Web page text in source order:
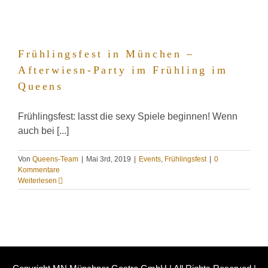
Frühlingsfest in München –
Afterwiesn-Party im Frühling im
Queens
Frühlingsfest: lasst die sexy Spiele beginnen! Wenn
auch bei [...]
Von Queens-Team | Mai 3rd, 2019 | Events Frühlingsfest | 0
Kommentare
Weiterlesen